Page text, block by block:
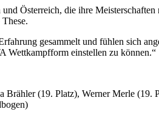
Österreich, die ihre
gesammelt und fühlen sich
Wettkampfform einstellen zu können.“
(19. Platz), Werner Merle (19.